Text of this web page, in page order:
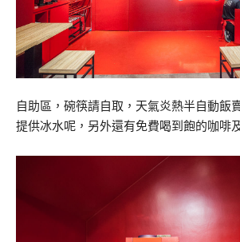
自助區，碗筷請自取，天氣炎熱半自動飯
提供冰水呢，另外還有免費喝到飽的咖啡